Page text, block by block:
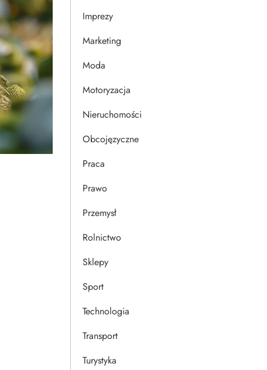
Imprezy
Marketing
Moda
Motoryzacja
Nieruchomości
Obcojęzyczne
Praca
Prawo
Przemysł
Rolnictwo
Sklepy
Sport
Technologia
Transport
Turystyka